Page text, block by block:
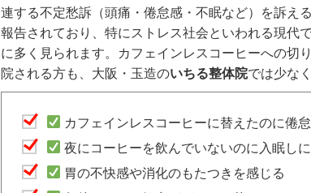
連する不定愁訴（頭痛・倦怠感・不眠など）を訴え
報告されており、特にストレス社会といわれる現代
に多く見られます。カフェインレスコーヒーへの切
院される方も、大阪・玉造のいちる整体院では少な
カフェインレスコーヒーに替えたのに倦怠
夜にコーヒーを飲んでいないのに入眠し
胃の不快感や消化のもたつきを感じる